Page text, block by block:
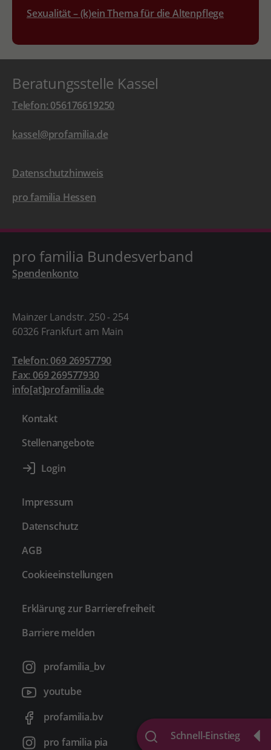
Schnell-Einstieg
Sexualität – (k)ein Thema für die Altenpflege
Beratungsstelle Kassel
Telefon: 056176619250
kassel@profamilia.de
Datenschutzhinweis
pro familia Hessen
pro familia Bundesverband
Spendenkonto
Mainzer Landstr. 250 - 254
60326 Frankfurt am Main
Telefon: 069 26957790
Fax: 069 269577930
info[at]profamilia.de
Kontakt
Stellenangebote
Impressum
Datenschutz
AGB
Cookieeinstellungen
Erklärung zur Barrierefreiheit
Barriere melden
profamilia_bv
youtube
profamilia.bv
pro familia pia